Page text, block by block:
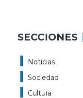
SECCIONES
Noticias
Sociedad
Cultura